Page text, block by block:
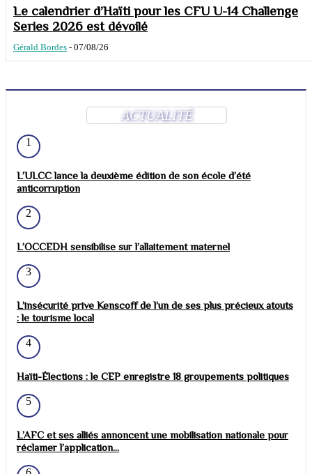
Le calendrier d’Haïti pour les CFU U-14 Challenge
Series 2026 est dévoilé
Gérald Bordes - 07/08/26
ACTUALITÉ
1
L’ULCC lance la deuxième édition de son école d’été
anticorruption
2
L’OCCEDH sensibilise sur l’allaitement maternel
3
L’insécurité prive Kenscoff de l’un de ses plus précieux atouts
: le tourisme local
4
Haïti-Élections : le CEP enregistre 18 groupements politiques
5
L’AFC et ses alliés annoncent une mobilisation nationale pour
réclamer l’application...